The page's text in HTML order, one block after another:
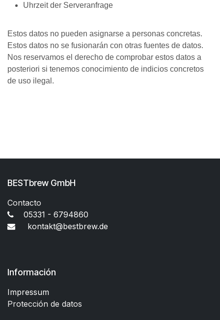
Uhrzeit der Serveranfrage
Estos datos no pueden asignarse a personas concretas.
Estos datos no se fusionarán con otras fuentes de datos.
Nos reservamos el derecho de comprobar estos datos a
posteriori si tenemos conocimiento de indicios concretos
de uso ilegal.
BESTbrew GmbH
Contacto
05331 - 6794860
kontakt@bestbrew.de
Información
Impressum
Protección de datos